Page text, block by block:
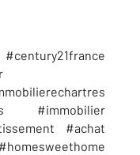
#immobilier
#achat